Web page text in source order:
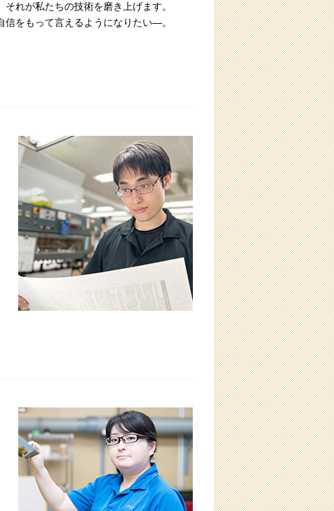
れが私たちの技術を磨き上げます。
をもって言えるようになりたい―。